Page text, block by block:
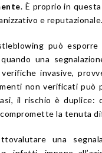
. È proprio in
e reputazionale.
può esporre
una
invasive,
non verificati può
il rischio è
la tenuta
una